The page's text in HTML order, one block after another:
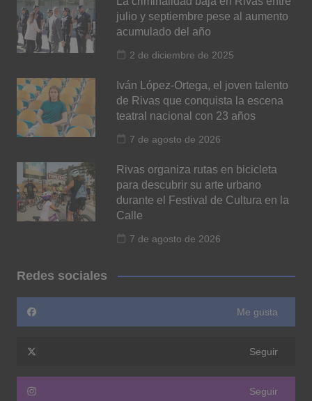
julio y septiembre pese al aumento
acumulado del año
2 de diciembre de 2025
Iván López-Ortega, el joven talento
de Rivas que conquista la escena
teatral nacional con 23 años
7 de agosto de 2026
Rivas organiza rutas en bicicleta
para descubrir su arte urbano
durante el Festival de Cultura en la
Calle
7 de agosto de 2026
Redes sociales
Me gusta
Seguir
Seguir